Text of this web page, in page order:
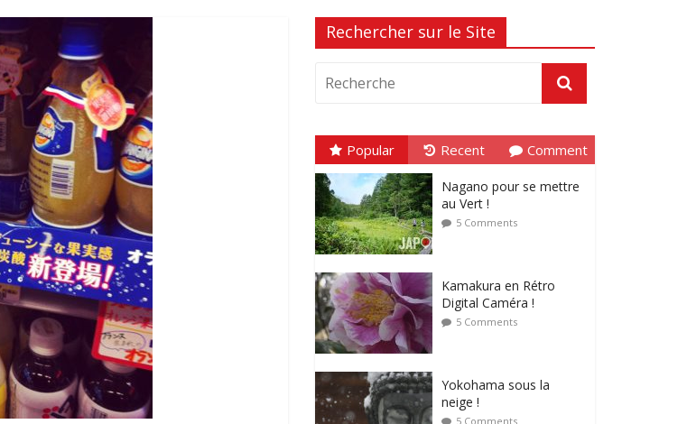
Rechercher sur le Site
Popular Recent Comment
Nagano pour se mettre
au Vert !
5 Comments
Kamakura en Rétro
Digital Caméra !
5 Comments
Yokohama sous la
neige !
5 Comments